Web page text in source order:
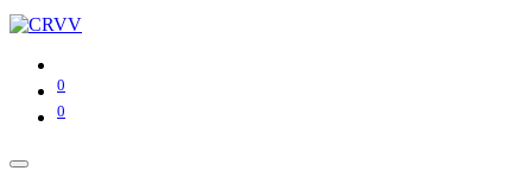
0
0